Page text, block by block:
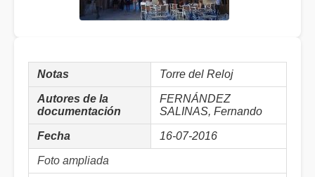
Notas Torre del Reloj
Autores de la
documentación
FERNÁNDEZ
SALINAS, Fernando
Fecha 16-07-2016
Foto ampliada